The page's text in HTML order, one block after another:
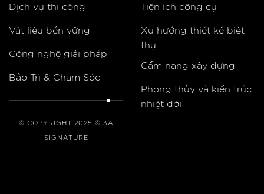
Dịch vụ thi công
Vật liệu bền vững
Công nghệ giải pháp
Bảo Trì & Chăm Sóc
© COPYRIGHT 2025 © 3A
SIGNATURE
Tiện ích công cụ
Xu hướng thiết kế biệt
thự
Cẩm nang xây dựng
Phong thủy và kiến trúc
nhiệt đới